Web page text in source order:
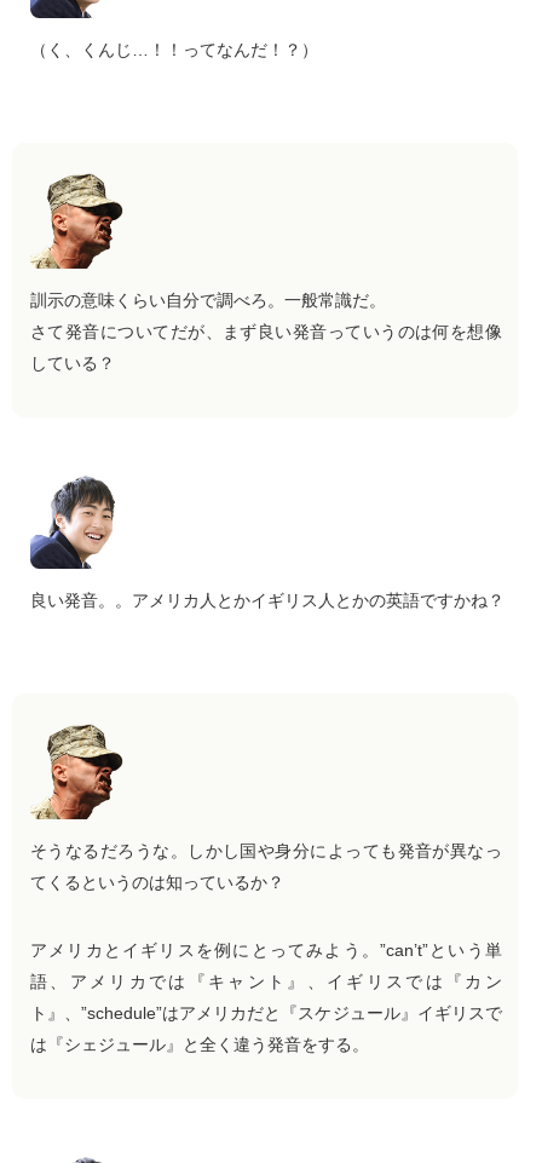
（く、くんじ…！！ってなんだ！？）
訓示の意味くらい自分で調べろ。一般常識だ。
さて発音についてだが、まず良い発音っていうのは何を想像
している？
良い発音。。アメリカ人とかイギリス人とかの英語ですかね？
そうなるだろうな。しかし国や身分によっても発音が異なっ
てくるというのは知っているか？
アメリカとイギリスを例にとってみよう。”can’t”という単
語、アメリカでは『キャント』、イギリスでは『カン
ト』、”schedule”はアメリカだと『スケジュール』イギリスで
は『シェジュール』と全く違う発音をする。